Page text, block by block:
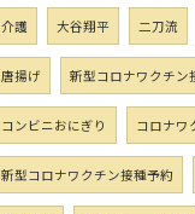
介護 大谷翔平 二刀流
唐揚げ 新型コロナワクチン
コンビニおにぎり コロナワ
新型コロナワクチン接種予約